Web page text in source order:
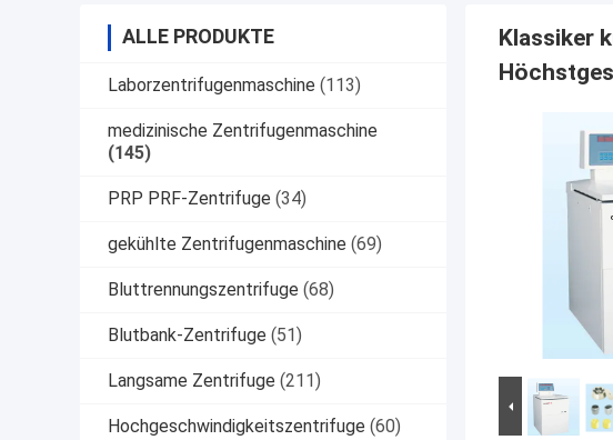
ALLE PRODUKTE
Laborzentrifugenmaschine (113)
medizinische Zentrifugenmaschine
(145)
PRP PRF-Zentrifuge (34)
gekühlte Zentrifugenmaschine (69)
Bluttrennungszentrifuge (68)
Blutbank-Zentrifuge (51)
Langsame Zentrifuge (211)
Hochgeschwindigkeitszentrifuge (60)
Klassiker